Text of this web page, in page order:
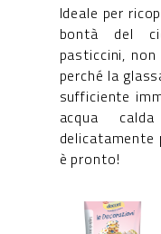
Ideale per
bontà del
pasticcini,
perché la
sufficiente
acqua
è pronto!